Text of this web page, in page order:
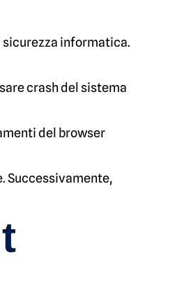
sicurezza informatica.
crash del sistema
del browser
Successivamente,